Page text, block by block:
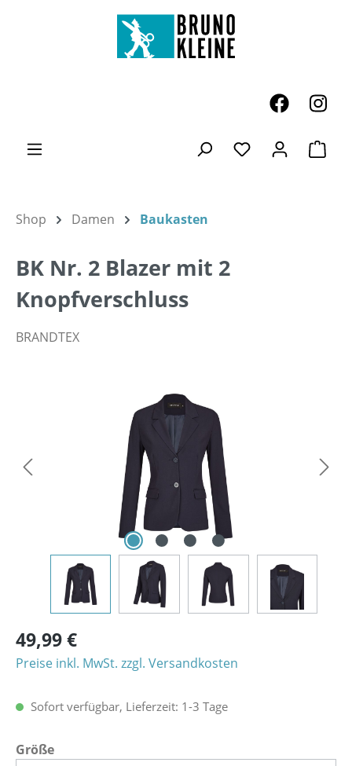
Zum Hauptinhalt springen
Du hast 0
Shop Damen Baukasten
BK Nr. 2 Blazer mit 2
Knopfverschluss
BRANDTEX
49,99 €
Preise inkl. MwSt. zzgl. Versandkosten
Sofort verfügbar, Lieferzeit: 1-3 Tage
Größeauswählen